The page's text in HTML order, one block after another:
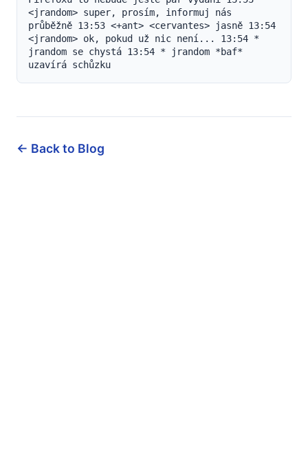
<jrandom> super, prosím, informuj nás
průběžně 13:53 <+ant> <cervantes> jasně 13:54
<jrandom> ok, pokud už nic není... 13:54 *
jrandom se chystá 13:54 * jrandom *baf*
uzavírá schůzku
← Back to Blog